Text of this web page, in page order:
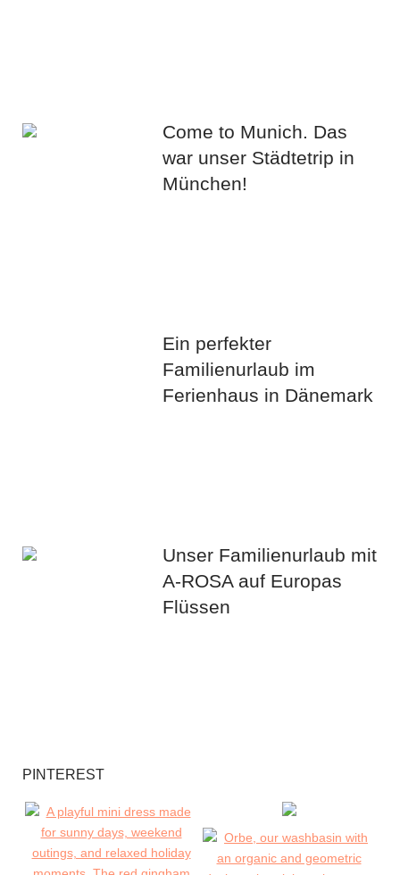
Come to Munich. Das
war unser Städtetrip in
München!
Ein perfekter
Familienurlaub im
Ferienhaus in Dänemark
Unser Familienurlaub mit
A-ROSA auf Europas
Flüssen
PINTEREST